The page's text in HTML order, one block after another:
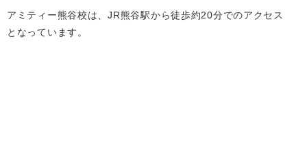
アミティー熊谷校は、JR熊谷駅から徒歩約20分でのアクセス
となっています。